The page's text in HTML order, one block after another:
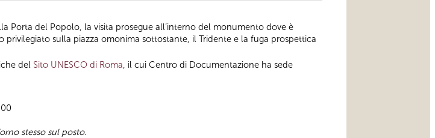
Porta del Popolo, la visita prosegue all’interno del monumento dove è
privilegiato sulla piazza omonima sottostante, il Tridente e la fuga prospettica
del Sito UNESCO di Roma, il cui Centro di Documentazione ha sede
stesso sul posto.